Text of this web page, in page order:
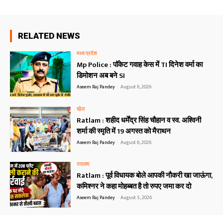
RELATED NEWS
मध्य प्रदेश
Mp Police : पॉकेट गवाह केस में TI दिनेश वर्मा का
डिमोशन अब बने SI
Aseem Raj Pandey - August 6, 2026
खेल
Ratlam : शहीद धर्मेंद्र सिंह चौहान व स्व. अश्विनी
शर्मा की स्मृति में 19 अगस्त को मैराथन
Aseem Raj Pandey - August 6, 2026
रतलाम
Ratlam : पूर्व विधायक बोले आपकी नौकरी खा जाऊंगा,
कमिश्नर ने कहा मोहब्बत है तो रुपए जमा कर दो
Aseem Raj Pandey - August 5, 2026